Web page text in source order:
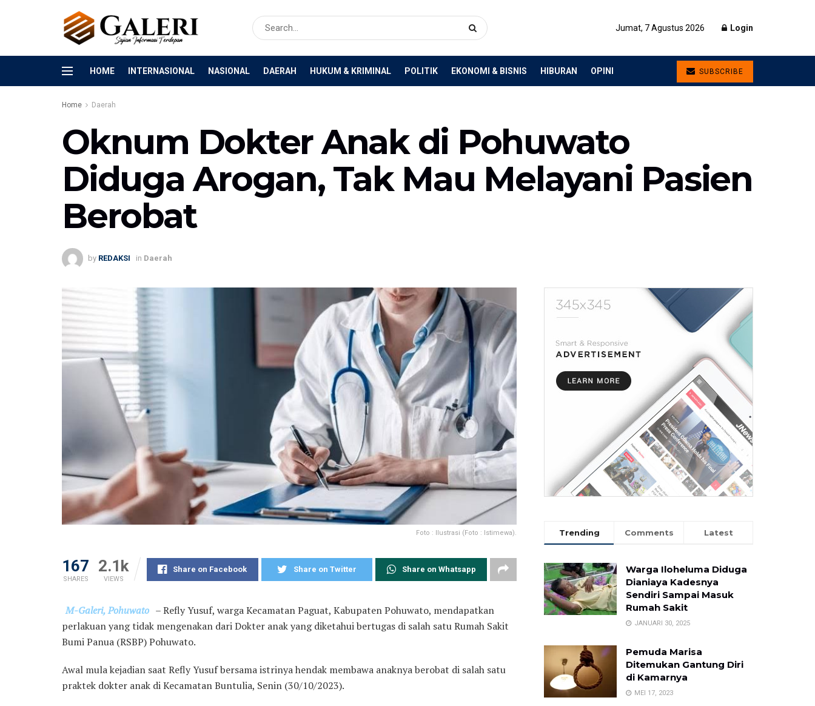
Jumat, 7 Agustus 2026 Login
HOME INTERNASIONAL NASIONAL DAERAH HUKUM & KRIMINAL POLITIK EKONOMI & BISNIS HIBURAN OPINI SUBSCRIBE
Home Daerah
Oknum Dokter Anak di Pohuwato
Diduga Arogan, Tak Mau Melayani Pasien
Berobat
by REDAKSI in Daerah
Foto : Ilustrasi (Foto : Istimewa).
167
SHARES
2.1k
VIEWS
Share on Facebook Share on Twitter Share on Whatsapp
M-Galeri, Pohuwato – Refly Yusuf, warga Kecamatan Paguat, Kabupaten Pohuwato, mendapatkan
perlakuan yang tidak mengenakan dari Dokter anak yang diketahui bertugas di salah satu Rumah Sakit
Bumi Panua (RSBP) Pohuwato.
Awal mula kejadian saat Refly Yusuf bersama istrinya hendak membawa anaknya berobat di salah satu
praktek dokter anak di Kecamatan Buntulia, Senin (30/10/2023).
Trending Comments Latest
Warga Iloheluma Diduga
Dianiaya Kadesnya
Sendiri Sampai Masuk
Rumah Sakit
JANUARI 30, 2025
Pemuda Marisa
Ditemukan Gantung Diri
di Kamarnya
MEI 17, 2023